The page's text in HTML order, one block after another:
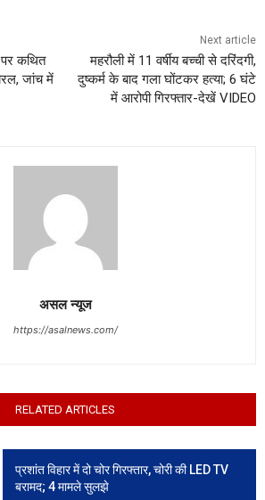
पर कथित
जांच में
Next article
महरौली में 11 वर्षीय बच्ची से दरिंदगी,
दुष्कर्म के बाद गला घोंटकर हत्या; 6 घंटे
में आरोपी गिरफ्तार-देखें VIDEO
असल न्यूज
https://asalnews.com/
RELATED ARTICLES
प्रशांत विहार में दो चोर गिरफ्तार, चोरी की LED TV
बरामद; 4 मामले सुलझे